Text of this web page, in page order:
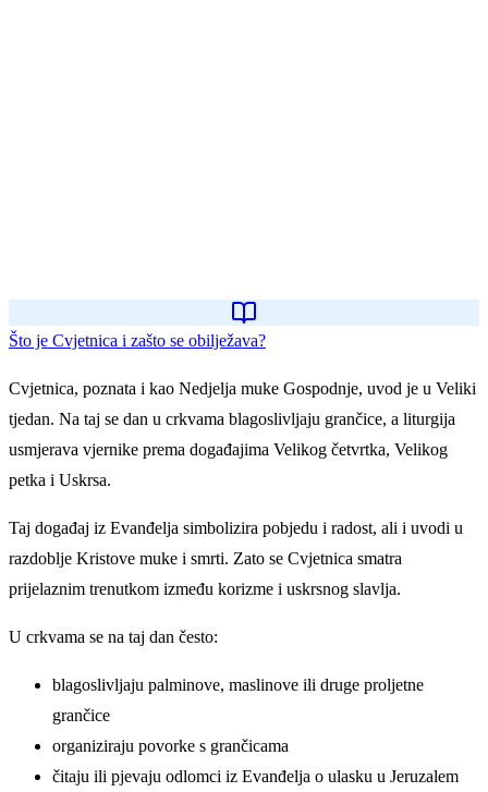
Što je Cvjetnica i zašto se obilježava?
Cvjetnica, poznata i kao Nedjelja muke Gospodnje, uvod je u Veliki
tjedan. Na taj se dan u crkvama blagoslivljaju grančice, a liturgija
usmjerava vjernike prema događajima Velikog četvrtka, Velikog
petka i Uskrsa.
Taj događaj iz Evanđelja simbolizira pobjedu i radost, ali i uvodi u
razdoblje Kristove muke i smrti. Zato se Cvjetnica smatra
prijelaznim trenutkom između korizme i uskrsnog slavlja.
U crkvama se na taj dan često:
blagoslivljaju palminove, maslinove ili druge proljetne
grančice
organiziraju povorke s grančicama
čitaju ili pjevaju odlomci iz Evanđelja o ulasku u Jeruzalem